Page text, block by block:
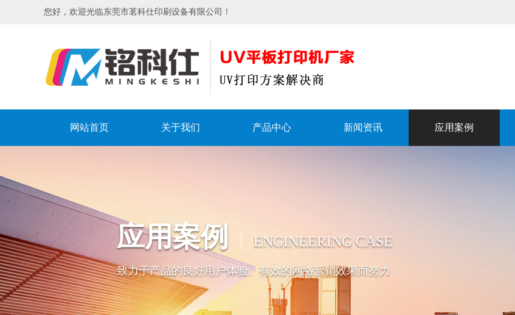
您好，欢迎光临东莞市茗科仕印刷设备有限公司！
网站首页 关于我们 产品中心 新闻资讯 应用案例
应用案例 ENGINEERING CASE
致力于产品的良好用户体验、有效的网络营销效果而努力